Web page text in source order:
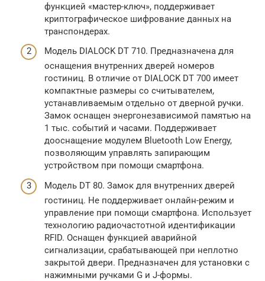
функцией «мастер-ключ», поддерживает
криптографическое шифрование данных на
транспондерах.
Модель DIALOCK DT 710. Предназначена для
оснащения внутренних дверей номеров
гостиниц. В отличие от DIALOCK DT 700 имеет
компактные размеры со считывателем,
устанавливаемым отдельно от дверной ручки.
Замок оснащен энергонезависимой памятью на
1 тыс. событий и часами. Поддерживает
дооснащение модулем Bluetooth Low Energy,
позволяющим управлять запирающим
устройством при помощи смартфона.
Модель DT 80. Замок для внутренних дверей
гостиниц. Не поддерживает онлайн-режим и
управление при помощи смартфона. Использует
технологию радиочастотной идентификации
RFID. Оснащен функцией аварийной
сигнализации, срабатывающей при неплотно
закрытой двери. Предназначен для установки с
нажимными ручками G и J-формы.